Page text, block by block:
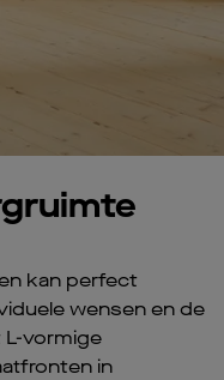
kan perfect
wensen en de
vormige
in